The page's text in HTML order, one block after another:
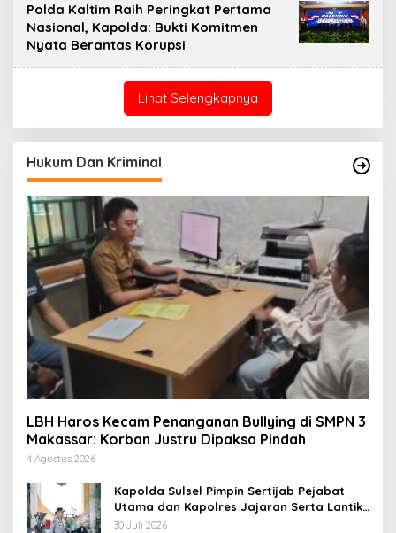
Polda Kaltim Raih Peringkat Pertama
Nasional, Kapolda: Bukti Komitmen
Nyata Berantas Korupsi
Lihat Selengkapnya
Hukum Dan Kriminal
LBH Haros Kecam Penanganan Bullying di SMPN 3
Makassar: Korban Justru Dipaksa Pindah
4 Agustus 2026
Kapolda Sulsel Pimpin Sertijab Pejabat
Utama dan Kapolres Jajaran Serta Lantik
Karolog dan Kapolresta Gowa
30 Juli 2026